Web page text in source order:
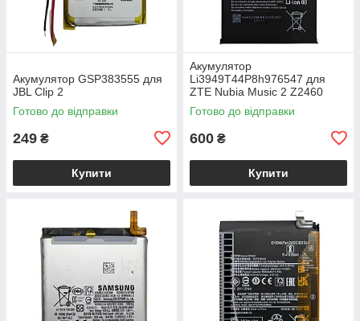
Акумулятор GSP383555 для
JBL Clip 2
Готово до відправки
249 ₴
Купити
Акумулятор
Li3949T44P8h976547 для
ZTE Nubia Music 2 Z2460
Готово до відправки
600 ₴
Купити